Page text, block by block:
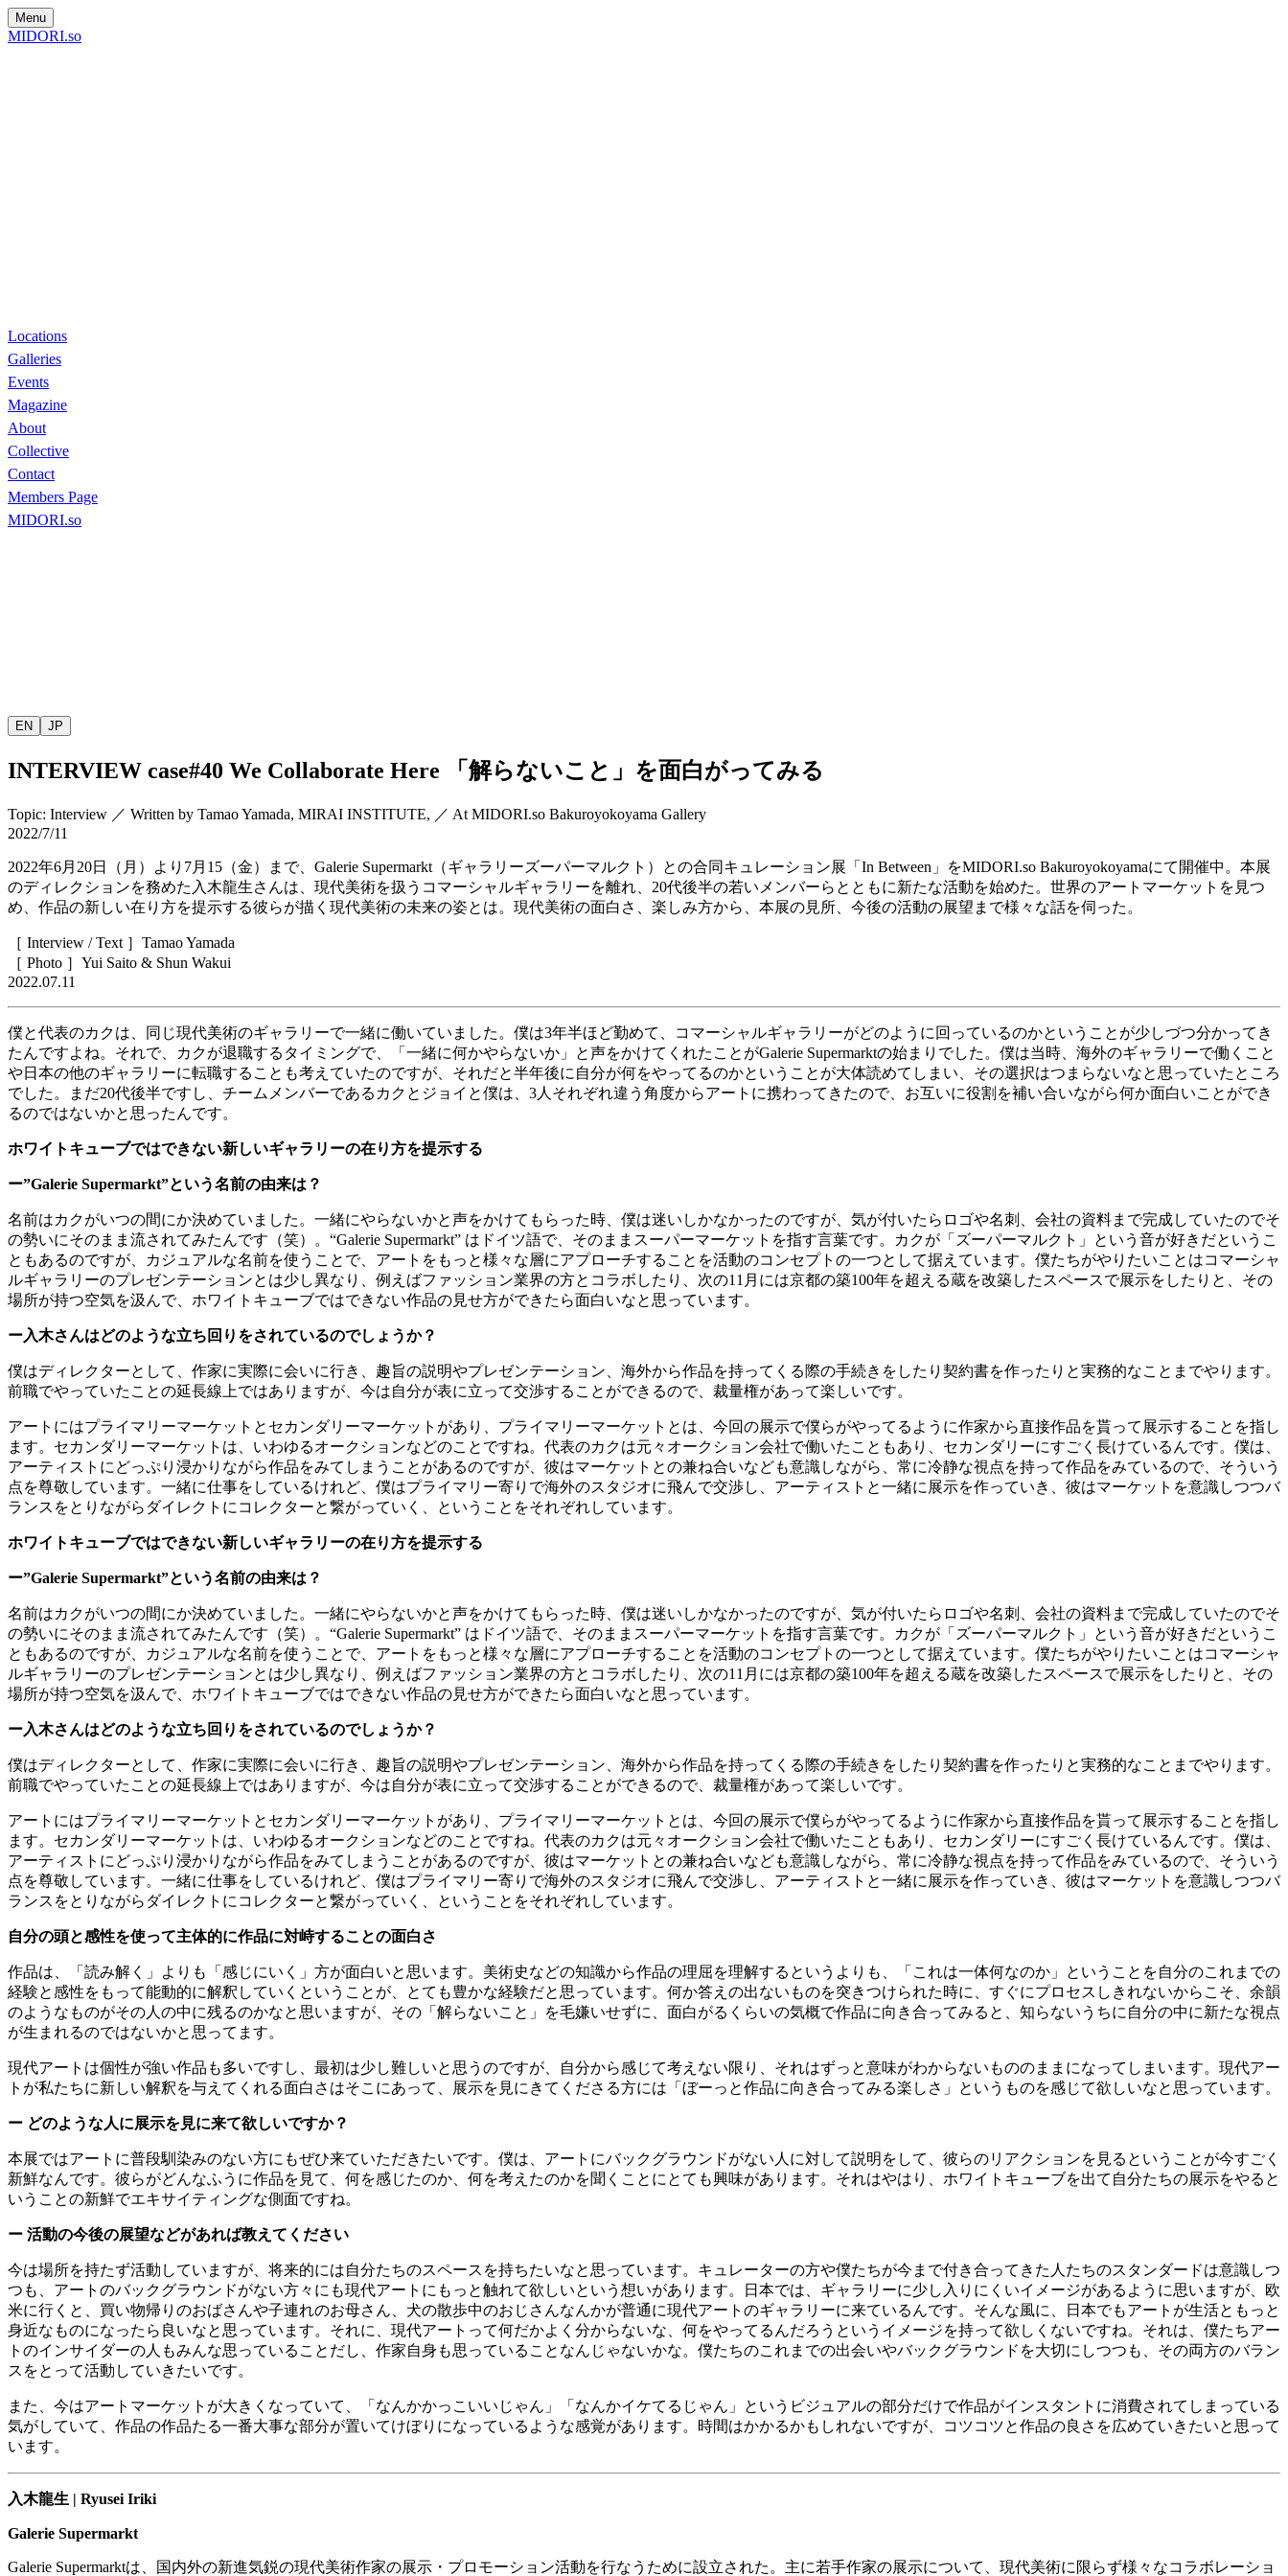
Menu
MIDORI.so
Locations
Galleries
Events
Magazine
About
Collective
Contact
Members Page
MIDORI.so
EN JP
INTERVIEW case#40 We Collaborate Here 「解らないこと」を面白がってみる
Topic: Interview ／ Written by Tamao Yamada, MIRAI INSTITUTE, ／ At MIDORI.so Bakuroyokoyama Gallery
2022/7/11
2022年6月 20日（月）より 7月 15 （金）まで、 Galerie Supermarkt （ギャラリーズーパーマルクト）との合同キュレーション展「 In Between 」をMIDORI.so Bakuroyokoyamaにて開催中。本展
のディレクションを務めた入木龍生さんは、現代美術を扱うコマーシャルギャラリーを離れ、 20代後半の若いメンバーらとともに新たな活動を始めた。世界のアートマーケットを見つ
め、作品の新しい在り方を提示する彼らが描く現代美術の未来の姿とは。現代美術の面白さ、楽しみ方から、本展の見所、今後の活動の展望まで様々な話を伺った。
［ Interview / Text ］ Tamao Yamada
［ Photo ］ Yui Saito & Shun Wakui
2022.07.11
僕と代表のカクは、同じ現代美術のギャラリーで一緒に働いていました。僕は3年半ほど勤めて、コマーシャルギャラリーがどのように回っているのかということが少しづつ分かってき
たんですよね。それで、カクが退職するタイミングで、「一緒に何かやらないか」と声をかけてくれたことがGalerie Supermarktの始まりでした。僕は当時、海外のギャラリーで働くこと
や日本の他のギャラリーに転職することも考えていたのですが、それだと半年後に自分が何をやってるのかということが大体読めてしまい、その選択はつまらないなと思っていたところ
でした。まだ20代後半ですし、チームメンバーであるカクとジョイと僕は、 3人それぞれ違う角度からアートに携わってきたので、お互いに役割を補い合いながら何か面白いことができ
るのではないかと思ったんです。
ホワイトキューブではできない新しいギャラリーの在り方を提示する
ー”Galerie Supermarkt”という名前の由来は？
名前はカクがいつの間にか決めていました。一緒にやらないかと声をかけてもらった時、僕は迷いしかなかったのですが、気が付いたらロゴや名刺、会社の資料まで完成していたのでそ
の勢いにそのまま流されてみたんです（笑）。 “Galerie Supermarkt” はドイツ語で、そのままスーパーマーケットを指す言葉です。カクが「ズーパーマルクト」という音が好きだというこ
ともあるのですが、カジュアルな名前を使うことで、アートをもっと様々な層にアプローチすることを活動のコンセプトの一つとして据えています。僕たちがやりたいことはコマーシャ
ルギャラリーのプレゼンテーションとは少し異なり、例えばファッション業界の方とコラボしたり、次の11 月には京都の築100年を超える蔵を改築したスペースで展示をしたりと、その
場所が持つ空気を汲んで、ホワイトキューブではできない作品の見せ方ができたら面白いなと思っています。
ー入木さんはどのような立ち回りをされているのでしょうか？
僕はディレクターとして、作家に実際に会いに行き、趣旨の説明やプレゼンテーション、海外から作品を持ってくる際の手続きをしたり契約書を作ったりと実務的なことまでやります。
前職でやっていたことの延長線上ではありますが、今は自分が表に立って交渉することができるので、裁量権があって楽しいです。
アートにはプライマリーマーケットとセカンダリーマーケットがあり、プライマリーマーケットとは、今回の展示で僕らがやってるように作家から直接作品を貰って展示することを指し
ます。セカンダリーマーケットは、いわゆるオークションなどのことですね。代表のカクは元々オークション会社で働いたこともあり、セカンダリーにすごく長けているんです。僕は、
アーティストにどっぷり浸かりながら作品をみてしまうことがあるのですが、彼はマーケットとの兼ね合いなども意識しながら、常に冷静な視点を持って作品をみているので、そういう
点を尊敬しています。一緒に仕事をしているけれど、僕はプライマリー寄りで海外のスタジオに飛んで交渉し、アーティストと一緒に展示を作っていき、彼はマーケットを意識しつつバ
ランスをとりながらダイレクトにコレクターと繋がっていく、ということをそれぞれしています。
ホワイトキューブではできない新しいギャラリーの在り方を提示する
ー”Galerie Supermarkt”という名前の由来は？
名前はカクがいつの間にか決めていました。一緒にやらないかと声をかけてもらった時、僕は迷いしかなかったのですが、気が付いたらロゴや名刺、会社の資料まで完成していたのでそ
の勢いにそのまま流されてみたんです（笑）。 “Galerie Supermarkt” はドイツ語で、そのままスーパーマーケットを指す言葉です。カクが「ズーパーマルクト」という音が好きだというこ
ともあるのですが、カジュアルな名前を使うことで、アートをもっと様々な層にアプローチすることを活動のコンセプトの一つとして据えています。僕たちがやりたいことはコマーシャ
ルギャラリーのプレゼンテーションとは少し異なり、例えばファッション業界の方とコラボしたり、次の11 月には京都の築100年を超える蔵を改築したスペースで展示をしたりと、その
場所が持つ空気を汲んで、ホワイトキューブではできない作品の見せ方ができたら面白いなと思っています。
ー入木さんはどのような立ち回りをされているのでしょうか？
僕はディレクターとして、作家に実際に会いに行き、趣旨の説明やプレゼンテーション、海外から作品を持ってくる際の手続きをしたり契約書を作ったりと実務的なことまでやります。
前職でやっていたことの延長線上ではありますが、今は自分が表に立って交渉することができるので、裁量権があって楽しいです。
アートにはプライマリーマーケットとセカンダリーマーケットがあり、プライマリーマーケットとは、今回の展示で僕らがやってるように作家から直接作品を貰って展示することを指し
ます。セカンダリーマーケットは、いわゆるオークションなどのことですね。代表のカクは元々オークション会社で働いたこともあり、セカンダリーにすごく長けているんです。僕は、
アーティストにどっぷり浸かりながら作品をみてしまうことがあるのですが、彼はマーケットとの兼ね合いなども意識しながら、常に冷静な視点を持って作品をみているので、そういう
点を尊敬しています。一緒に仕事をしているけれど、僕はプライマリー寄りで海外のスタジオに飛んで交渉し、アーティストと一緒に展示を作っていき、彼はマーケットを意識しつつバ
ランスをとりながらダイレクトにコレクターと繋がっていく、ということをそれぞれしています。
自分の頭と感性を使って主体的に作品に対峙することの面白さ
作品は、「読み解く」よりも「感じにいく」方が面白いと思います。美術史などの知識から作品の理屈を理解するというよりも、「これは一体何なのか」ということを自分のこれまでの
経験と感性をもって能動的に解釈していくということが、とても豊かな経験だと思っています。何か答えの出ないものを突きつけられた時に、すぐにプロセスしきれないからこそ、余韻
のようなものがその人の中に残るのかなと思いますが、その「解らないこと」を毛嫌いせずに、面白がるくらいの気概で作品に向き合ってみると、知らないうちに自分の中に新たな視点
が生まれるのではないかと思ってます。
現代アートは個性が強い作品も多いですし、最初は少し難しいと思うのですが、自分から感じて考えない限り、それはずっと意味がわからないもののままになってしまいます。現代アー
トが私たちに新しい解釈を与えてくれる面白さはそこにあって、展示を見にきてくださる方には「ぼーっと作品に向き合ってみる楽しさ」というものを感じて欲しいなと思っています。
ー どのような人に展示を見に来て欲しいですか？
本展ではアートに普段馴染みのない方にもぜひ来ていただきたいです。僕は、アートにバックグラウンドがない人に対して説明をして、彼らのリアクションを見るということが今すごく
新鮮なんです。彼らがどんなふうに作品を見て、何を感じたのか、何を考えたのかを聞くことにとても興味があります。それはやはり、ホワイトキューブを出て自分たちの展示をやると
いうことの新鮮でエキサイティングな側面ですね。
ー 活動の今後の展望などがあれば教えてください
今は場所を持たず活動していますが、将来的には自分たちのスペースを持ちたいなと思っています。キュレーターの方や僕たちが今まで付き合ってきた人たちのスタンダードは意識しつ
つも、アートのバックグラウンドがない方々にも現代アートにもっと触れて欲しいという想いがあります。日本では、ギャラリーに少し入りにくいイメージがあるように思いますが、欧
米に行くと、買い物帰りのおばさんや子連れのお母さん、犬の散歩中のおじさんなんかが普通に現代アートのギャラリーに来ているんです。そんな風に、日本でもアートが生活ともっと
身近なものになったら良いなと思っています。それに、現代アートって何だかよく分からないな、何をやってるんだろうというイメージを持って欲しくないですね。それは、僕たちアー
トのインサイダーの人もみんな思っていることだし、作家自身も思っていることなんじゃないかな。僕たちのこれまでの出会いやバックグラウンドを大切にしつつも、その両方のバラン
スをとって活動していきたいです。
また、今はアートマーケットが大きくなっていて、「なんかかっこいいじゃん」「なんかイケてるじゃん」というビジュアルの部分だけで作品がインスタントに消費されてしまっている
気がしていて、作品の作品たる一番大事な部分が置いてけぼりになっているような感覚があります。時間はかかるかもしれないですが、コツコツと作品の良さを広めていきたいと思って
います。
入木龍生 | Ryusei Iriki
Galerie Supermarkt
Galerie Supermarktは、国内外の新進気鋭の現代美術作家の展示・プロモーション活動を行なうために設立された。主に若手作家の展示について、現代美術に限らず様々なコラボレーショ